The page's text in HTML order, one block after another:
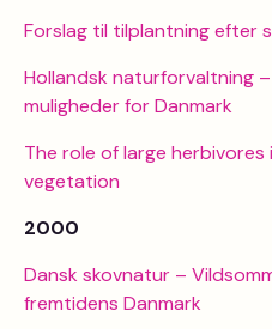
Forslag til tilplantning efter
Hollandsk naturforvaltning
muligheder for Danmark
The role of large
vegetation
2000
Dansk skovnatur –
fremtidens Danmark